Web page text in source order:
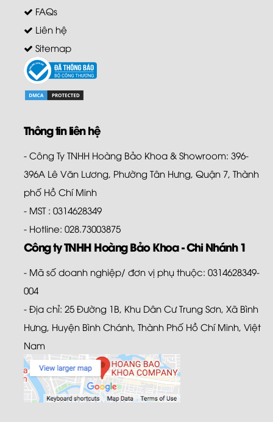
FAQs
Liên hệ
Sitemap
Thông tin liên hệ
- Công Ty TNHH Hoàng Bảo Khoa & Showroom: 396-
396A Lê Văn Lương, Phường Tân Hưng, Quận 7, Thành
phố Hồ Chí Minh
- MST : 0314628349
- Hotline: 028.73003875
Công ty TNHH Hoàng Bảo Khoa - Chi Nhánh 1
- Mã số doanh nghiệp/ đơn vị phụ thuộc: 0314628349-
004
- Địa chỉ: 25 Đường 1B, Khu Dân Cư Trung Sơn, Xã Bình
Hưng, Huyện Bình Chánh, Thành Phố Hồ Chí Minh, Việt
Nam